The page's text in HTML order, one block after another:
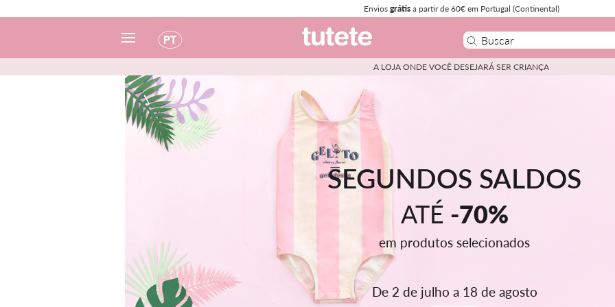
Enviosgrátisa partir de 60€ em Portugal (Continental)
Espanhol
Italiano
Inglês
Português
A LOJA ONDE VOCÊ DESEJARÁ SER CRIANÇA
SEGUNDOS SALDOS
ATÉ -70%
em produtos selecionados
De 2 de julho a 18 de agosto